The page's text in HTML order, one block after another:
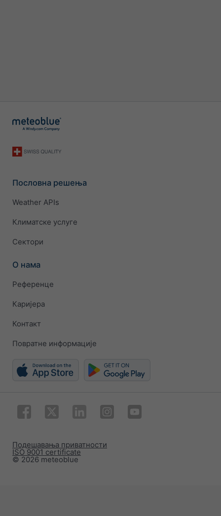
Пословна решења
Weather APIs
Климатске услуге
Сектори
О нама
Референце
Каријера
Контакт
Повратне информације
© 2026 meteoblue
ISO 9001 certificate
Подешавања приватности